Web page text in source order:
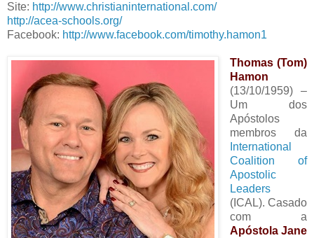
Site: http://www.christianinternational.com/
http://acea-schools.org/
Facebook: http://www.facebook.com/timothy.hamon1
Thomas (Tom)
Hamon
(13/10/1959) –
Um dos
Apóstolos
membros da
International
Coalition of
Apostolic
Leaders
(ICAL). Casado
com a
Apóstola Jane